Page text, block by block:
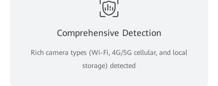
Comprehensive Detection
Rich camera types (Wi-Fi, 4G/5G cellular, and local
storage) detected